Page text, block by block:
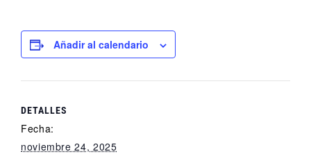
Añadir al calendario
DETALLES
Fecha:
noviembre 24, 2025